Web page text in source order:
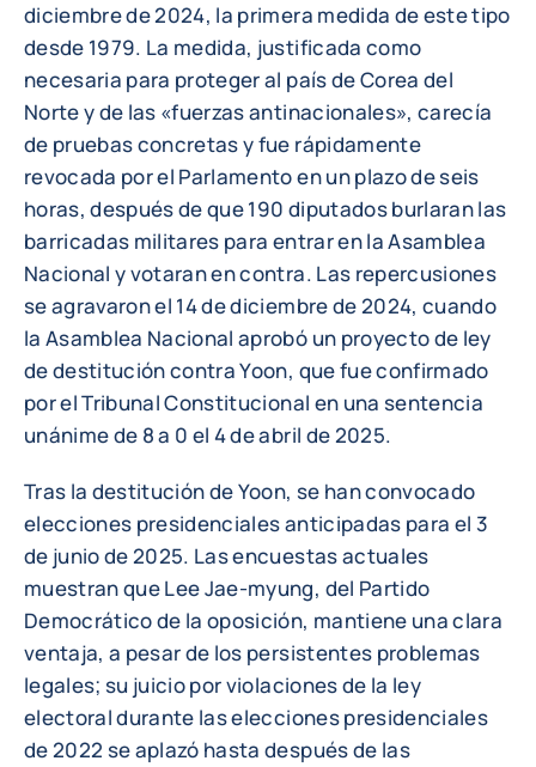
diciembre de 2024, la primera medida de este tipo
desde 1979. La medida, justificada como
necesaria para proteger al país de Corea del
Norte y de las «fuerzas antinacionales», carecía
de pruebas concretas y fue rápidamente
revocada por el Parlamento en un plazo de seis
horas, después de que 190 diputados burlaran las
barricadas militares para entrar en la Asamblea
Nacional y votaran en contra. Las repercusiones
se agravaron el 14 de diciembre de 2024, cuando
la Asamblea Nacional aprobó un proyecto de ley
de destitución contra Yoon, que fue confirmado
por el Tribunal Constitucional en una sentencia
unánime de 8 a 0 el 4 de abril de 2025.
Tras la destitución de Yoon, se han convocado
elecciones presidenciales anticipadas para el 3
de junio de 2025. Las encuestas actuales
muestran que Lee Jae-myung, del Partido
Democrático de la oposición, mantiene una clara
ventaja, a pesar de los persistentes problemas
legales; su juicio por violaciones de la ley
electoral durante las elecciones presidenciales
de 2022 se aplazó hasta después de las